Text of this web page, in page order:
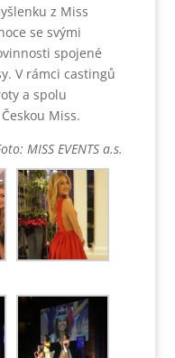
z Miss
se svými
spojené
V rámci castingů
a spolu
Miss.
MISS EVENTS a.s.